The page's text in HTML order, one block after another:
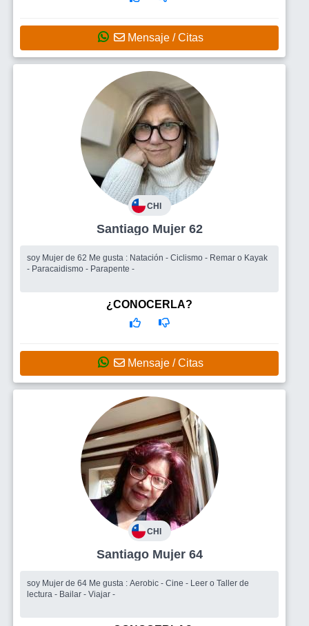
Mensaje / Citas
CHI
Santiago Mujer 62
soy Mujer de 62 Me gusta : Natación - Ciclismo - Remar o Kayak
- Paracaidismo - Parapente -
¿CONOCERLA?
Mensaje / Citas
CHI
Santiago Mujer 64
soy Mujer de 64 Me gusta : Aerobic - Cine - Leer o Taller de
lectura - Bailar - Viajar -